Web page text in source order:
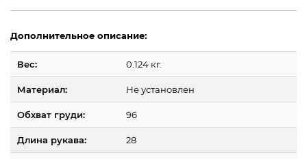
Дополнительное описание:
Вес: 0.124 кг.
Материал: Не установлен
Обхват груди: 96
Длина рукава: 28